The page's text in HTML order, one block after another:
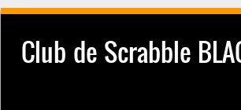
Club de Scrabble